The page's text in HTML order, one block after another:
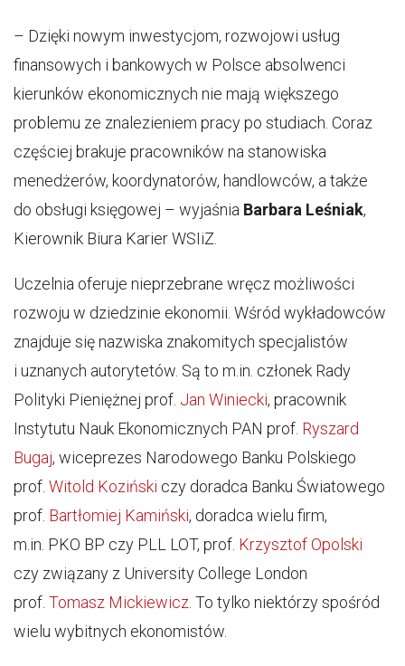
– Dzięki nowym inwestycjom, rozwojowi usług
finansowych i bankowych w Polsce absolwenci
kierunków ekonomicznych nie mają większego
problemu ze znalezieniem pracy po studiach. Coraz
częściej brakuje pracowników na stanowiska
menedżerów, koordynatorów, handlowców, a także
do obsługi księgowej – wyjaśnia Barbara Leśniak,
Kierownik Biura Karier WSIiZ.
Uczelnia oferuje nieprzebrane wręcz możliwości
rozwoju w dziedzinie ekonomii. Wśród wykładowców
znajduje się nazwiska znakomitych specjalistów
i uznanych autorytetów. Są to m.in. członek Rady
Polityki Pieniężnej prof. Jan Winiecki, pracownik
Instytutu Nauk Ekonomicznych PAN prof. Ryszard
Bugaj, wiceprezes Narodowego Banku Polskiego
prof. Witold Koziński czy doradca Banku Światowego
prof. Bartłomiej Kamiński, doradca wielu firm,
m.in. PKO BP czy PLL LOT, prof. Krzysztof Opolski
czy związany z University College London
prof. Tomasz Mickiewicz . To tylko niektórzy spośród
wielu wybitnych ekonomistów.